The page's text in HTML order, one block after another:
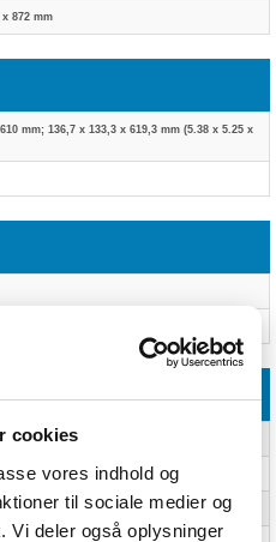
cookies
vores indhold og
til sociale medier og
Vi deler også oplysninger
x 872 mm
mm; 136,7 x 133,3 x 619,3 mm (5.38 x 5.25 x